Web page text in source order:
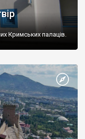
Кримських палаців.